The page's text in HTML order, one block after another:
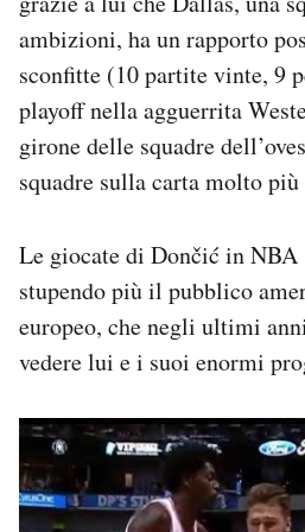
ambizioni, ha un rapporto
sconfitte (10 partite vinte, 9
playoff nella agguerrita
girone delle squadre
squadre sulla carta molto più
Le giocate di Dončić in NBA
stupendo più il pubblico
europeo, che negli ultimi
vedere lui e i suoi enormi